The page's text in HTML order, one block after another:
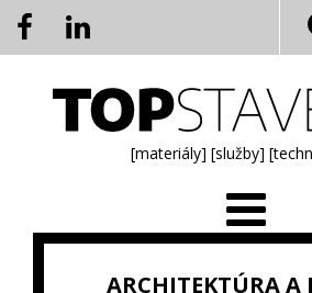
[materiály] [služby]
ARCHITEKTÚRA A